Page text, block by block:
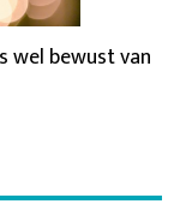
wel bewust van